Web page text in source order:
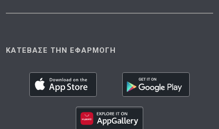
ΚΑΤΕΒΑΣΕ ΤΗΝ ΕΦΑΡΜΟΓΗ